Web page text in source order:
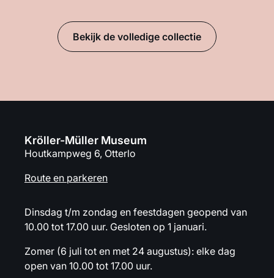
Bekijk de volledige collectie
Kröller-Müller Museum
Houtkampweg 6, Otterlo
Route en parkeren
Dinsdag t/m zondag en feestdagen geopend van
10.00 tot 17.00 uur. Gesloten op 1 januari.
Zomer (6 juli tot en met 24 augustus): elke dag
open van 10.00 tot 17.00 uur.